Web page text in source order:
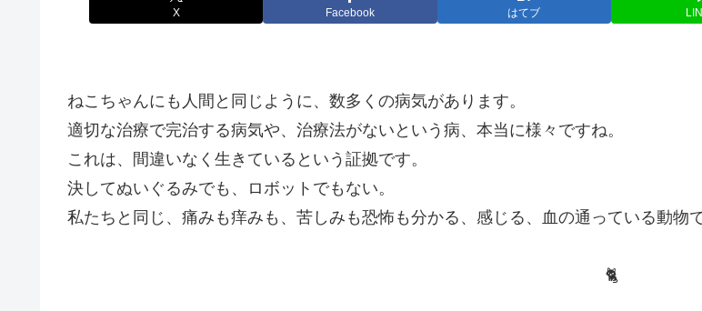
X Facebook はてブ
ねこちゃんにも人間と同じように、数多くの病気があります。
適切な治療で完治する病気や、治療法がないという病、本当に様々ですね。
これは、間違いなく生きているという証拠です。
決してぬいぐるみでも、ロボットでもない。
私たちと同じ、痛みも痒みも、苦しみも恐怖も分かる、感じる、血の通っている動物
🐈